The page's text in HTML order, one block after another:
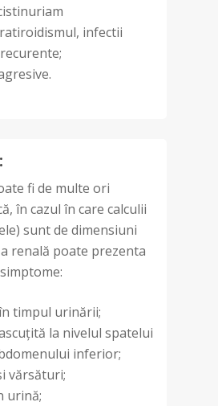
infectii
fi de multe ori
în cazul în care calculii
sunt de dimensiuni
renală poate prezenta
timpul urinării;
la nivelul spatelui
inferior;
vărsături;
urină;